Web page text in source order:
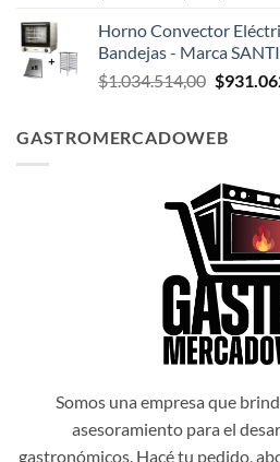
original
era:
Horno Convector
Bandejas - Marca
$1.034.514,00 El
era:
$
GASTROMERCADOWEB
Somos una empresa que
asesoramiento para el
gastronómicos. Hacé tu pedido,